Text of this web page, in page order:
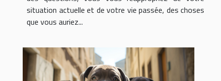
situation actuelle et de votre vie passée, des choses
que vous auriez...